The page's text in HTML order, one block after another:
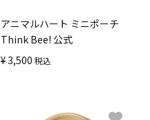
アニマルハート ミニポーチ
Think Bee! 公式
¥3,500 税込